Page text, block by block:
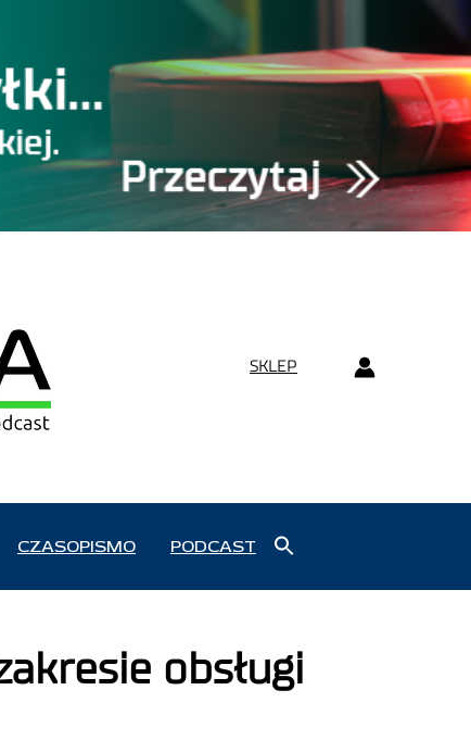
SKLEP
CZASOPISMO PODCAST
obsługi